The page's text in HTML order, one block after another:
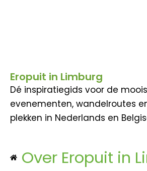
Eropuit in Limburg
Dé inspiratiegids voor de
evenementen, wandelroutes
plekken in Nederlands en
Over Eropuit in